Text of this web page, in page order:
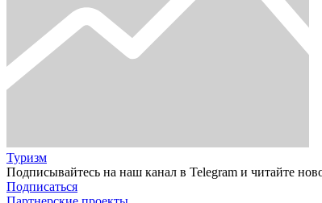
Туризм
Подписывайтесь на наш канал в Telegram и читайте
Подписаться